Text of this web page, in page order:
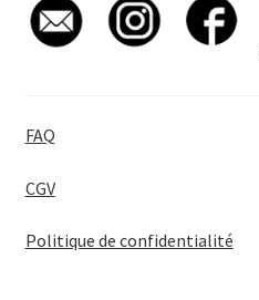
FAQ
CGV
Politique de confidentialité